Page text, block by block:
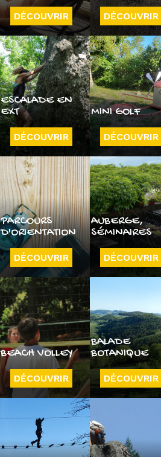
DÉCOUVRIR DÉCOUVRIR
ESCALADE EN
EXT
DÉCOUVRIR
MINI GOLF
DÉCOUVRIR
PARCOURS
D'ORIENTATION
DÉCOUVRIR
AUBERGE,
SÉMINAIRES
DÉCOUVRIR
BEACH VOLLEY
DÉCOUVRIR
BALADE
BOTANIQUE
DÉCOUVRIR